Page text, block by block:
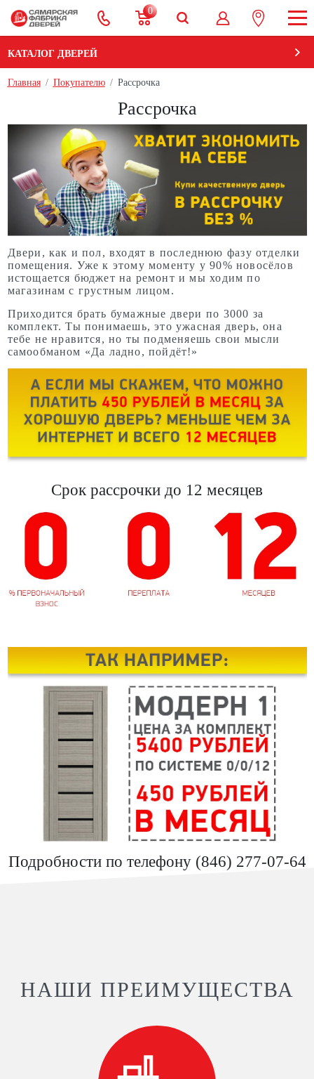
0
КАТАЛОГ ДВЕРЕЙ
Главная Покупателю Рассрочка
Рассрочка
Двери, как и пол, входят в последнюю фазу отделки
помещения. Уже к этому моменту у 90% новосёлов
истощается бюджет на ремонт и мы ходим по
магазинам с грустным лицом.
Приходится брать бумажные двери по 3000 за
комплект. Ты понимаешь, это ужасная дверь, она
тебе не нравится, но ты подменяешь свои мысли
самообманом «Да ладно, пойдёт!»
Срок рассрочки до 12 месяцев
Подробности по телефону (846) 277-07-64
НАШИ ПРЕИМУЩЕСТВА